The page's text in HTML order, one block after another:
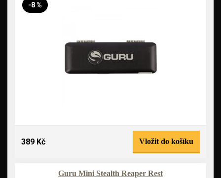
-8 %
389 Kč Vložit do košíku
Guru Mini Stealth Reaper Rest